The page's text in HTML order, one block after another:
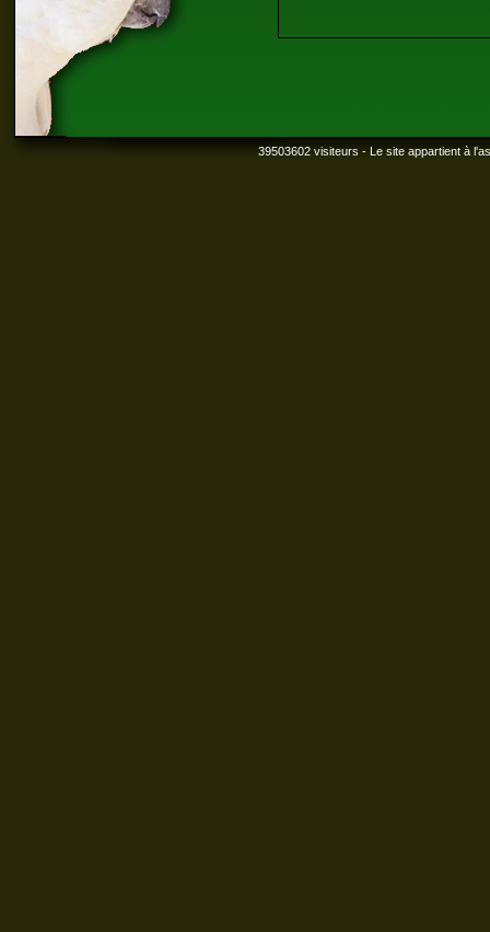
39503602 visiteurs - Le site appartient à